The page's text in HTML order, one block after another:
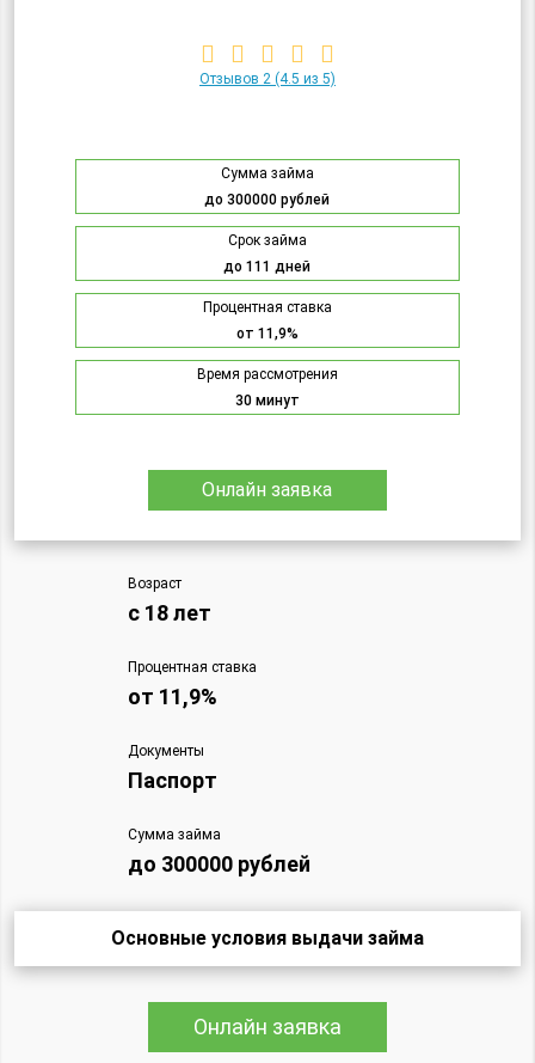
Отзывов 2(4.5 из 5)
Сумма займа
до 300000 рублей
Срок займа
до 111 дней
Процентная ставка
от 11,9%
Время рассмотрения
30 минут
Онлайн заявка
Возраст
с 18 лет
Процентная ставка
от 11,9%
Документы
Паспорт
Сумма займа
до 300000 рублей
Основные условия выдачи займа
Онлайн заявка